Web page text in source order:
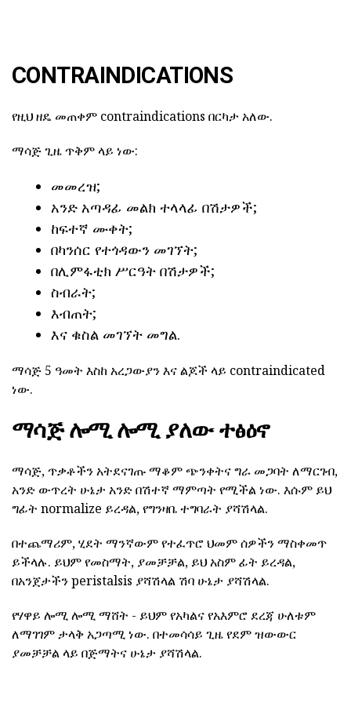
CONTRAINDICATIONS
የዚህ ዘዴ መጠቀም contraindications በርካታ አለው.
ማሳጅ ጊዜ ጥቅም ላይ ነው:
መመረዝ;
አንድ አጣዳፊ መልክ ተላላፊ በሽታዎች;
ከፍተኛ ሙቀት;
በካንሰር የተጎዳውን መገኘት;
በሊምፋቲክ ሥርዓት በሽታዎች;
ስብራት;
እብጠት;
እና ቁስል መገኘት መግል.
ማሳጅ 5 ዓመት እስከ አረጋውያን እና ልጆች ላይ contraindicated
ነው.
ማሳጅ ሎሚ ሎሚ ያለው ተፅዕኖ
ማሳጅ, ጥቃቶችን አትደናገጡ ማቆም ጭንቀትና ግራ መጋባት ለማርገብ,
አንድ ውጥረት ሁኔታ አንድ በሽተኛ ማምጣት የሚችል ነው. እሱም ይህ
ግፊት normalize ይረዳል, የግንዛቤ ተግባራት ያሻሽላል.
በተጨማሪም, ሂደት ማንኛውም የተፈጥሮ ህመም ሰዎችን ማስቀመጥ
ይችላሉ. ይህም የመስማት, ያመቻቻል, ይህ አስም ፊት ይረዳል,
በአንጀታችን peristalsis ያሻሽላል ሽባ ሁኔታ ያሻሽላል.
የሃዋይ ሎሚ ሎሚ ማሸት - ይህም የአካልና የአእምሮ ደረጃ ሁለቱም
ለማገገም ታላቅ አጋጣሚ ነው. በተመሳሳይ ጊዜ የደም ዝውውር
ያመቻቻል ላይ በጅማትና ሁኔታ ያሻሽላል.